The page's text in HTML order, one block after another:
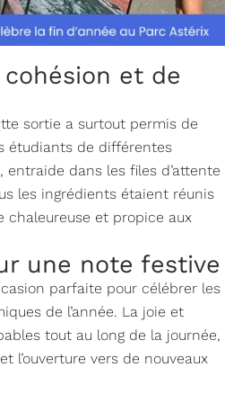
et de
sortie a surtout permis de
étudiants de différentes
entraide dans les files d’attente
les ingrédients étaient réunis
chaleureuse et propice aux
une note festive
parfaite pour célébrer les
de l’année. La joie et
tout au long de la journée,
l’ouverture vers de nouveaux